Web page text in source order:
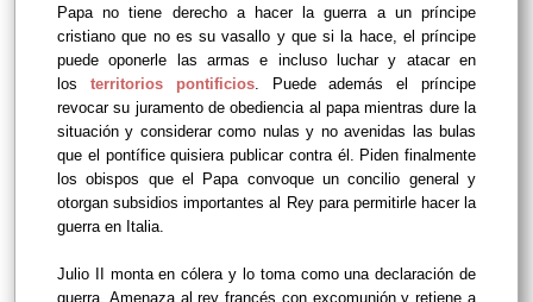
Papa no tiene derecho a hacer la guerra a un príncipe
cristiano que no es su vasallo y que si la hace, el príncipe
puede oponerle las armas e incluso luchar y atacar en
los territorios pontificios. Puede además el príncipe
revocar su juramento de obediencia al papa mientras dure la
situación y considerar como nulas y no avenidas las bulas
que el pontífice quisiera publicar contra él. Piden finalmente
los obispos que el Papa convoque un concilio general y
otorgan subsidios importantes al Rey para permitirle hacer la
guerra en Italia.
Julio II monta en cólera y lo toma como una declaración de
guerra. Amenaza al rey francés con excomunión y retiene a